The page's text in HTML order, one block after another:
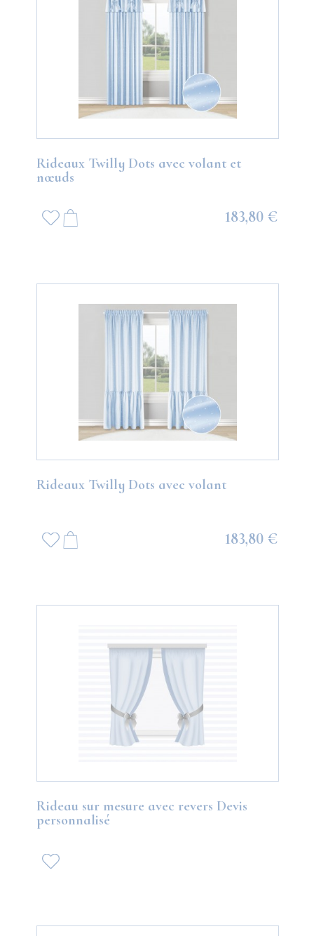
Rideaux Twilly Dots avec volant et
nœuds
183,80 €
Rideaux Twilly Dots avec volant
183,80 €
Rideau sur mesure avec revers Devis
personnalisé